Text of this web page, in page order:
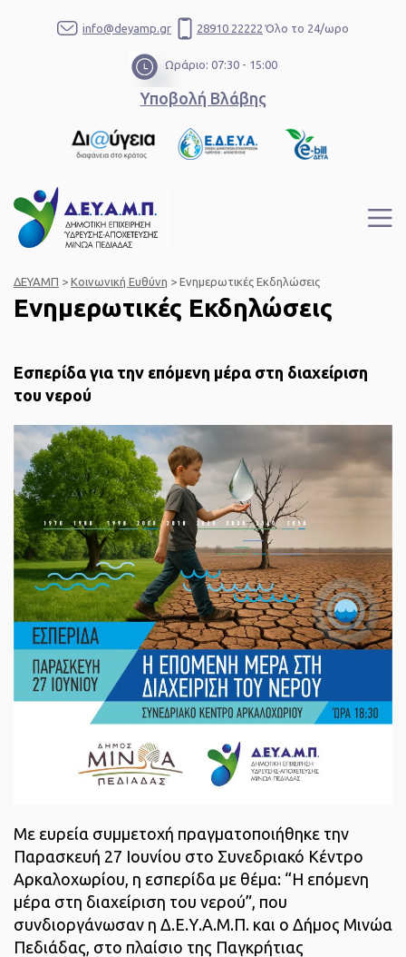
info@deyamp.gr 28910 22222 Όλο το 24/ωρο
Ωράριο: 07:30 - 15:00
Υποβολή Βλάβης
ΔΕΥΑΜΠ > Κοινωνική Ευθύνη > Ενημερωτικές Εκδηλώσεις
Ενημερωτικές Εκδηλώσεις
Εσπερίδα για την επόμενη μέρα στη διαχείριση
του νερού
Με ευρεία συμμετοχή πραγματοποιήθηκε την
Παρασκευή 27 Ιουνίου στο Συνεδριακό Κέντρο
Αρκαλοχωρίου, η εσπερίδα με θέμα: “Η επόμενη
μέρα στη διαχείριση του νερού”, που
συνδιοργάνωσαν η Δ.Ε.Υ.Α.Μ.Π. και ο Δήμος Μινώα
Πεδιάδας, στο πλαίσιο της Παγκρήτιας